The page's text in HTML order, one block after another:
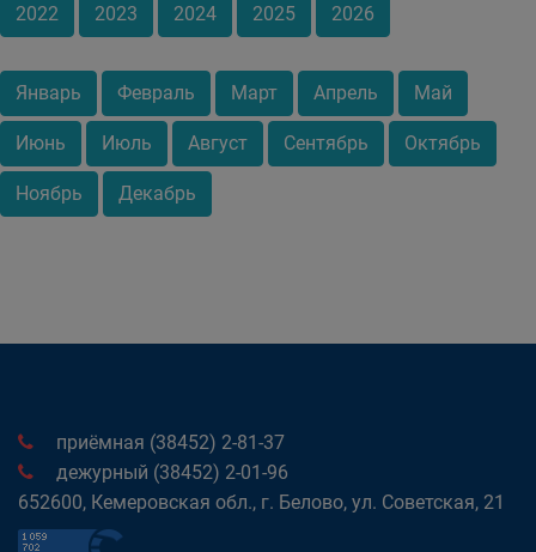
2022 2023 2024 2025 2026
Январь Февраль Март Апрель Май
Июнь Июль Август Сентябрь Октябрь
Ноябрь Декабрь
приёмная (38452) 2-81-37
дежурный (38452) 2-01-96
652600, Кемеровская обл., г. Белово, ул. Советская, 21